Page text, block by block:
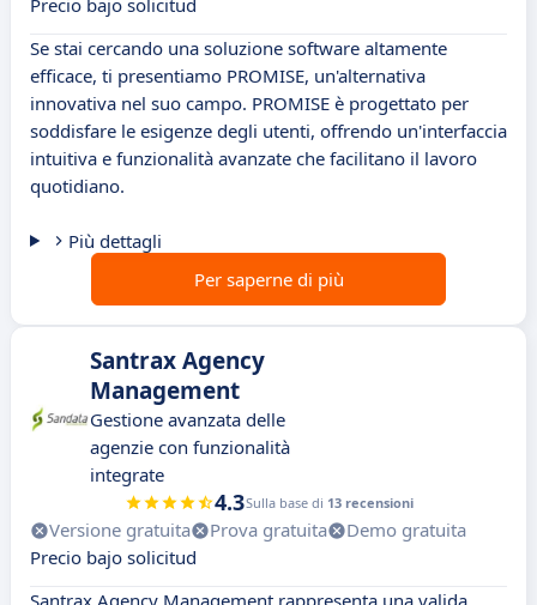
Precio bajo solicitud
Se stai cercando una soluzione software altamente
efficace, ti presentiamo PROMISE, un'alternativa
innovativa nel suo campo. PROMISE è progettato per
soddisfare le esigenze degli utenti, offrendo un'interfaccia
intuitiva e funzionalità avanzate che facilitano il lavoro
quotidiano.
Più dettagli
Per saperne di più
Santrax Agency
Management
Gestione avanzata delle
agenzie con funzionalità
integrate
4.3Sulla base di 13 recensioni
Versione gratuita Prova gratuita
Demo gratuita
Precio bajo solicitud